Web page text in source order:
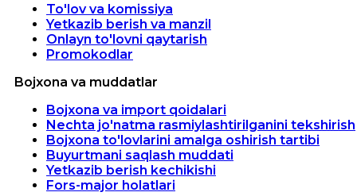
To'lov va komissiya
Yetkazib berish va manzil
Onlayn to'lovni qaytarish
Promokodlar
Bojxona va muddatlar
Bojxona va import qoidalari
Nechta jo'natma rasmiylashtirilganini tekshirish
Bojxona to'lovlarini amalga oshirish tartibi
Buyurtmani saqlash muddati
Yetkazib berish kechikishi
Fors-major holatlari